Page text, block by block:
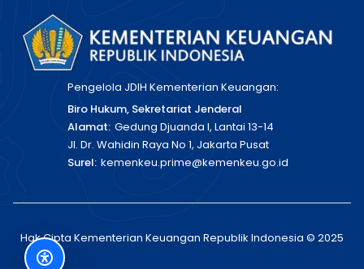
Pengelola JDIH Kementerian Keuangan:
Biro Hukum, Sekretariat Jenderal
Alamat: Gedung Djuanda I, Lantai 13-14
Jl. Dr. Wahidin Raya No 1, Jakarta Pusat
Surel: kemenkeu.prime@kemenkeu.go.id
Hak Cipta Kementerian Keuangan Republik Indonesia © 2025